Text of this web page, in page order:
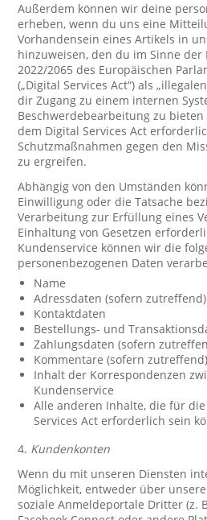
Außerdem können wir deine
erheben, wenn du uns eine
Vorhandensein eines Artikels in
hinzuweisen, den du im Sinne der
2022/2065 des Europäischen
(„Digital Services Act“) als
dir Zugang zu einem internen
Beschwerdebearbeitung zu
dem Digital Services Act
Schutzmaßnahmen gegen den
zu ergreifen.
Abhängig von den Umständen
Einwilligung oder die Tatsache
Verarbeitung zur Erfüllung eines
Einhaltung von Gesetzen
Kundenservice können wir die
personenbezogenen Daten
Name
Adressdaten (sofern zutreffend)
Kontaktdaten
Bestellungs- und
Zahlungsdaten (sofern
Kommentare (sofern zutreffend)
Inhalt der Korrespondenzen
Kundenservice
Alle anderen Inhalte, die für
Services Act erforderlich sein
4. Kundenkonten
Wenn du mit unseren Diensten
Möglichkeit, entweder über
soziale Anmeldeportale Dritter (z.